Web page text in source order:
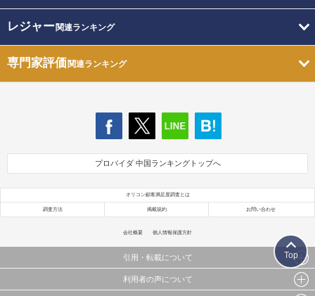
レジャー関連ランキング
専門家評価関連ランキング
プロバイダ 中国ランキングトップへ
オリコン顧客満足度調査とは
調査方法 掲載規約 お問い合わせ
会社概要 個人情報保護方針
引用・転載について
当サイトで公開されている情報（文字、写真、イラスト、画像データ等）及びこれらの配置・
利用者の声について
Top